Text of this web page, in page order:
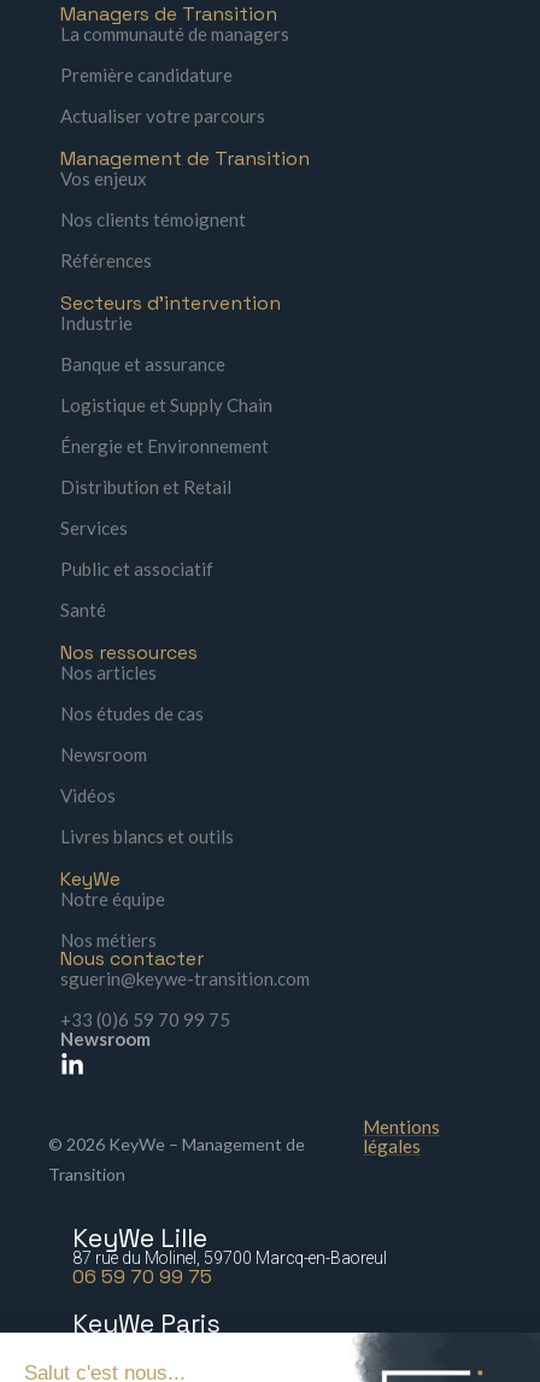
Managers de Transition
La communauté de managers
Première candidature
Actualiser votre parcours
Management de Transition
Vos enjeux
Nos clients témoignent
Références
Secteurs d'intervention
Industrie
Banque et assurance
Logistique et Supply Chain
Énergie et Environnement
Distribution et Retail
Services
Public et associatif
Santé
Nos ressources
Nos articles
Nos études de cas
Newsroom
Vidéos
Livres blancs et outils
KeyWe
Notre équipe
Nos métiers
Nous contacter
sguerin@keywe-transition.com
+33 (0)6 59 70 99 75
Newsroom
© 2026 KeyWe – Management de
Transition
Mentions
légales
KeyWe Lille
87 rue du Molinel, 59700 Marcq-en-Baoreul
06 59 70 99 75
KeyWe Paris
5 bis rue Marguerite de Rochechouart 75009 Paris
06 77 64 21 54